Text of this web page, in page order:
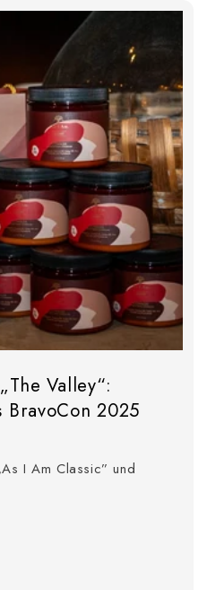
Valley“:
BravoCon 2025
I Am Classic” und